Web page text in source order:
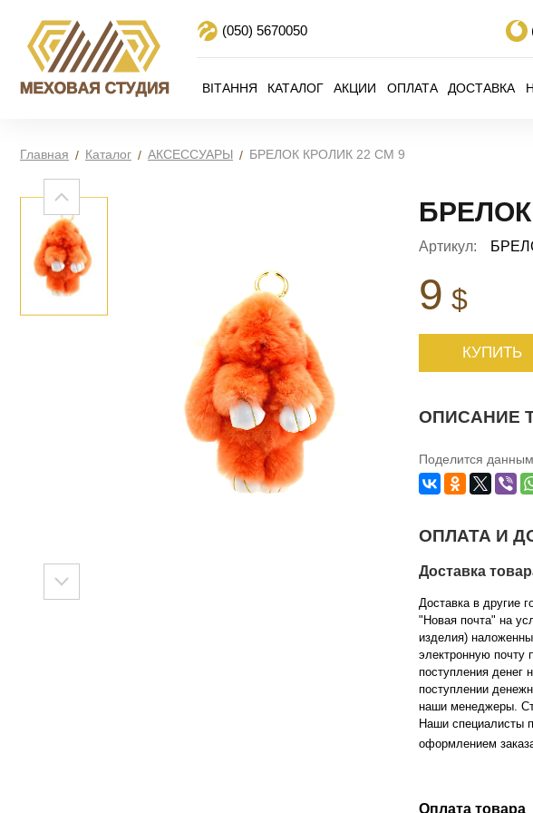
(050) 5670050
ВІТАННЯ КАТАЛОГ АКЦИИ ОПЛАТА ДОСТАВКА
Главная Каталог АКСЕССУАРЫ БРЕЛОК КРОЛИК 22 СМ 9
Артикул:
9 $
КУПИТЬ
ОПИСАНИЕ
Поделится
ОПЛАТА И
Доставка
Доставка в другие
"Новая почта" на
изделия)
электронную почту
поступления денег
поступлении
наши менеджеры.
Наши специалисты
оформлением
Оплата товара